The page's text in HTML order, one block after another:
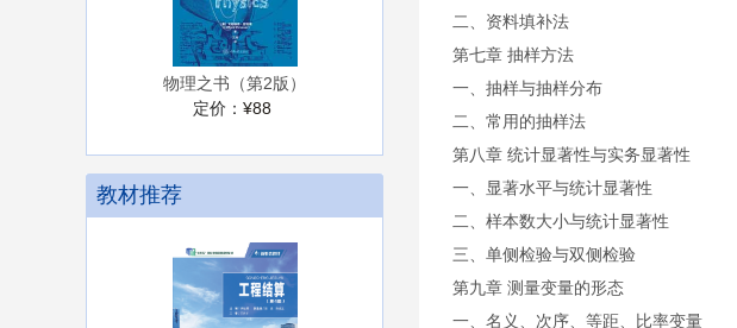
物理之书（第2版）
定价： ¥88
教材推荐
二、资料填补法
第七章 抽样方法
一、抽样与抽样分布
二、常用的抽样法
第八章 统计显著性与实务显著性
一、显著水平与统计显著性
二、样本数大小与统计显著性
三、单侧检验与双侧检验
第九章 测量变量的形态
一、名义、次序、等距、比率变量